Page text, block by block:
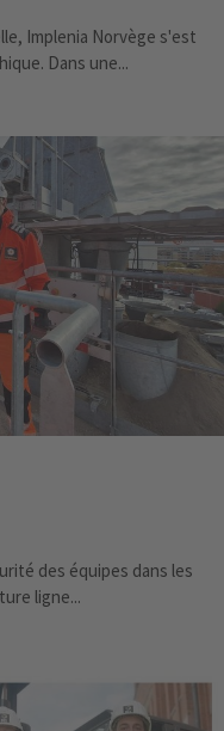
Implenia Norvège s'est
Dans une...
des équipes dans les
ligne...